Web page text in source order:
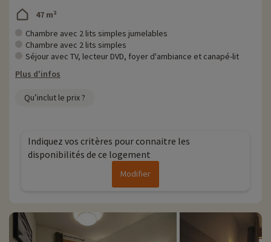
47 m²
Chambre avec 2 lits simples jumelables
Chambre avec 2 lits simples
Séjour avec TV, lecteur DVD, foyer d'ambiance et canapé-lit
Plus d'infos
Qu’inclut le prix ?
Indiquez vos critères pour connaitre les
disponibilités de ce logement
Modifier